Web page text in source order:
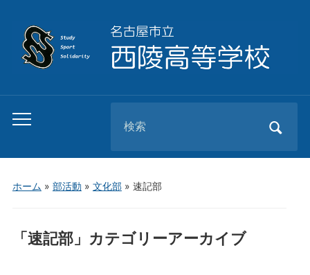
Toggle
menu
for:
ホーム » 部活動 » 文化部» 速記部
「 速記部」カテゴリーアーカイブ